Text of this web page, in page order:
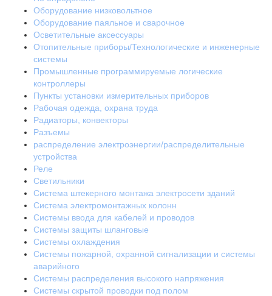
Оборудование низковольтное
Оборудование паяльное и сварочное
Осветительные аксессуары
Отопительные приборы/Технологические и инженерные
системы
Промышленные программируемые логические
контроллеры
Пункты установки измерительных приборов
Рабочая одежда, охрана труда
Радиаторы, конвекторы
Разъемы
распределение электроэнергии/распределительные
устройства
Реле
Светильники
Система штекерного монтажа электросети зданий
Система электромонтажных колонн
Системы ввода для кабелей и проводов
Системы защиты шланговые
Системы охлаждения
Системы пожарной, охранной сигнализации и системы
аварийного
Системы распределения высокого напряжения
Системы скрытой проводки под полом